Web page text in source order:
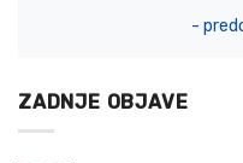
-
ZADNJE OBJAVE